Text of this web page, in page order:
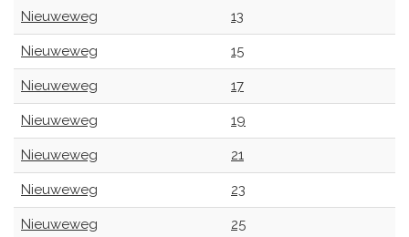
Nieuweweg 13
Nieuweweg 15
Nieuweweg 17
Nieuweweg 19
Nieuweweg 21
Nieuweweg 23
Nieuweweg 25